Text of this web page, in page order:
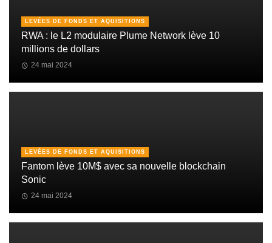
LEVÉES DE FONDS ET AQUISITIONS
RWA : le L2 modulaire Plume Network lève 10
millions de dollars
24 mai 2024
LEVÉES DE FONDS ET AQUISITIONS
Fantom lève 10M$ avec sa nouvelle blockchain
Sonic
24 mai 2024